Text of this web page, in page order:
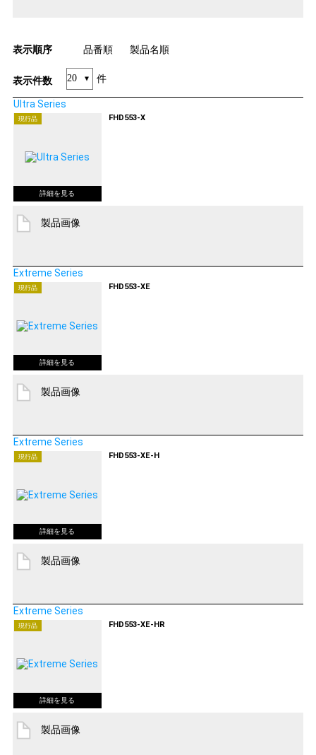
表示順序 品番順 製品名順
表示件数 件
Ultra Series
現行品 FHD553-X
製品画像
Extreme Series
現行品 FHD553-XE
製品画像
Extreme Series
現行品 FHD553-XE-H
製品画像
Extreme Series
現行品 FHD553-XE-HR
製品画像